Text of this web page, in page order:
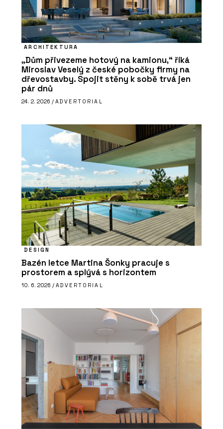
ARCHITEKTURA
„Dům přivezeme hotový na kamionu,“ říká
Miroslav Veselý z české pobočky firmy na
dřevostavby. Spojit stěny k sobě trvá jen
pár dnů
24. 2. 2026 / ADVERTORIAL
DESIGN
Bazén letce Martina Šonky pracuje s
prostorem a splývá s horizontem
10. 6. 2026 / ADVERTORIAL